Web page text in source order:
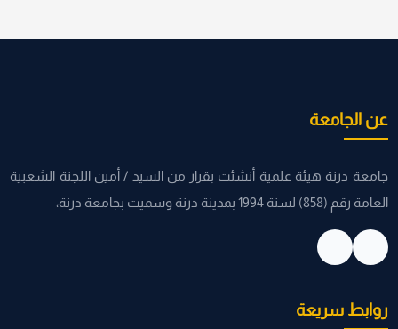
عن الجامعة
جامعة درنة هيئة علمية أنشئت بقرار من السيد / أمين اللجنة الشعبية
العامة رقم (858) لسنة 1994 بمدينة درنة وسميت بجامعة درنة،
روابط سريعة